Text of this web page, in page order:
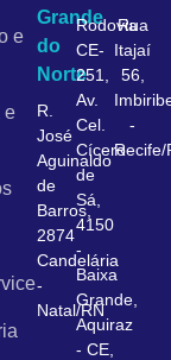
e
e
Grande
do
Norte
R.
José
Aguinaldo
de
Barros,
2874
Candelária
-
Natal/RN
Rodovia
CE-
251,
Av.
Cel.
Cícero
de
Sá,
4150
-
Baixa
Grande,
Aquiraz
- CE,
Rua
Itajaí
56,
-
Recife/